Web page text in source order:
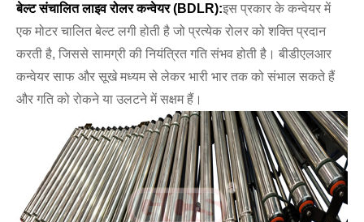
बेल्ट संचालित लाइव रोलर कन्वेयर (BDLR):इस प्रकार के कन्वेयर में
एक मोटर चालित बेल्ट लगी होती है जो प्रत्येक रोलर को शक्ति प्रदान
करती है, जिससे सामग्री की नियंत्रित गति संभव होती है। बीडीएलआर
कन्वेयर साफ और सूखे मध्यम से लेकर भारी भार तक को संभाल सकते हैं
और गति को रोकने या उलटने में सक्षम हैं।